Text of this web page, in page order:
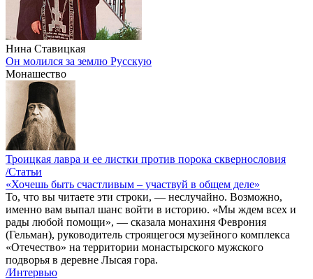
Нина Ставицкая
Он молился за землю Русскую
Монашество
Троицкая лавра и ее листки против порока сквернословия
/Статьи
«Хочешь быть счастливым – участвуй в общем деле»
То, что вы читаете эти строки, — неслучайно. Возможно,
именно вам выпал шанс войти в историю. «Мы ждем всех и
рады любой помощи», — сказала монахиня Феврония
(Гельман), руководитель строящегося музейного комплекса
«Отечество» на территории монастырского мужского
подворья в деревне Лысая гора.
/Интервью